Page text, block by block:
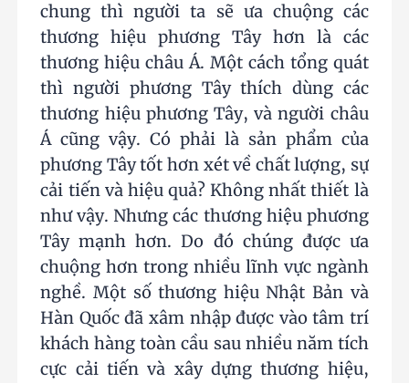
chung thì người ta sẽ ưa chuộng các
thương hiệu phương Tây hơn là các
thương hiệu châu Á. Một cách tổng quát
thì người phương Tây thích dùng các
thương hiệu phương Tây, và người châu
Á cũng vậy. Có phải là sản phẩm của
phương Tây tốt hơn xét về chất lượng, sự
cải tiến và hiệu quả? Không nhất thiết là
như vậy. Nhưng các thương hiệu phương
Tây mạnh hơn. Do đó chúng được ưa
chuộng hơn trong nhiều lĩnh vực ngành
nghề. Một số thương hiệu Nhật Bản và
Hàn Quốc đã xâm nhập được vào tâm trí
khách hàng toàn cầu sau nhiều năm tích
cực cải tiến và xây dựng thương hiệu,